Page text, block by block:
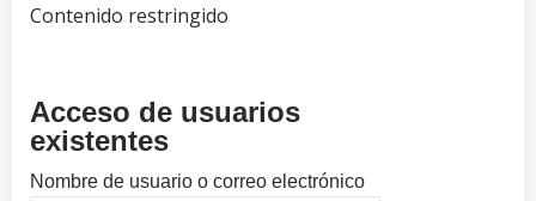
Contenido restringido
Acceso de usuarios
existentes
Nombre de usuario o correo electrónico